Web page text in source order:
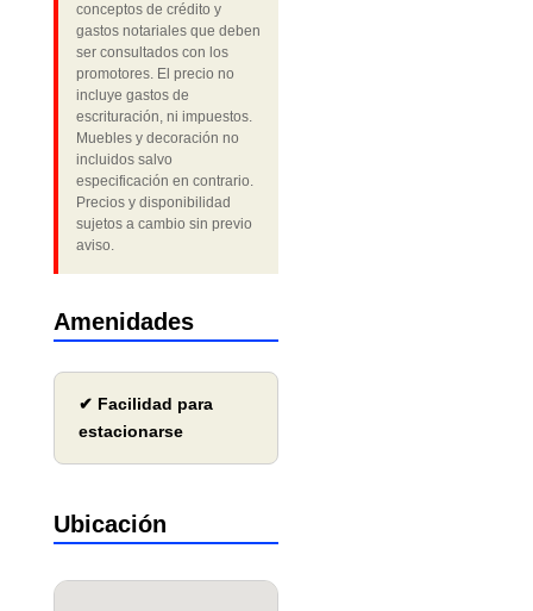
conceptos de crédito y
gastos notariales que deben
ser consultados con los
promotores. El precio no
incluye gastos de
escrituración, ni impuestos.
Muebles y decoración no
incluidos salvo
especificación en contrario.
Precios y disponibilidad
sujetos a cambio sin previo
aviso.
Amenidades
✔ Facilidad para
estacionarse
Ubicación